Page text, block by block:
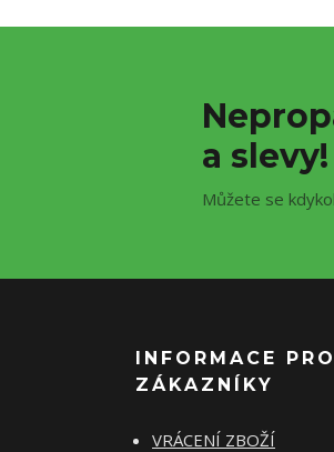
a slevy!
Můžete se
INFORMACE PRO
ZÁKAZNÍKY
VRÁCENÍ ZBOŽÍ